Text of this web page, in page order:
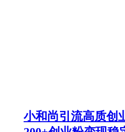
小和尚引流高质创